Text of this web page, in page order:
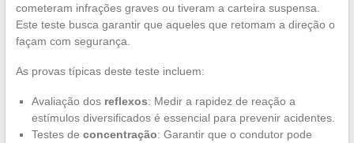
cometeram infrações graves ou tiveram a carteira suspensa.
Este teste busca garantir que aqueles que retomam a direção o
façam com segurança.
As provas típicas deste teste incluem:
Avaliação dos reflexos: Medir a rapidez de reação a
estímulos diversificados é essencial para prevenir acidentes.
Testes de concentração: Garantir que o condutor pode